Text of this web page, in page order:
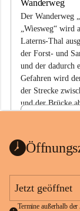
Wanderweg
Der Wanderweg
„Wiesweg“ wird
Laterns-Thal
der Forst- und
und der dadurch
Gefahren wird
der Strecke
und der Brücke
ht
1 Seite•0,1
Jetzt geöffnet
Termine außerhalb